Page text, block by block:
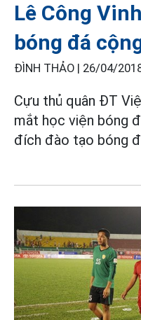
Lê Công
bóng đá
ĐÌNH THẢO | 26/04/
Cựu thủ quân ĐT
mắt học viện bóng
đích đào tạo bóng